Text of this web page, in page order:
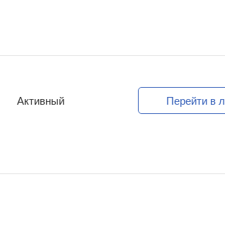
Активный Перейти в